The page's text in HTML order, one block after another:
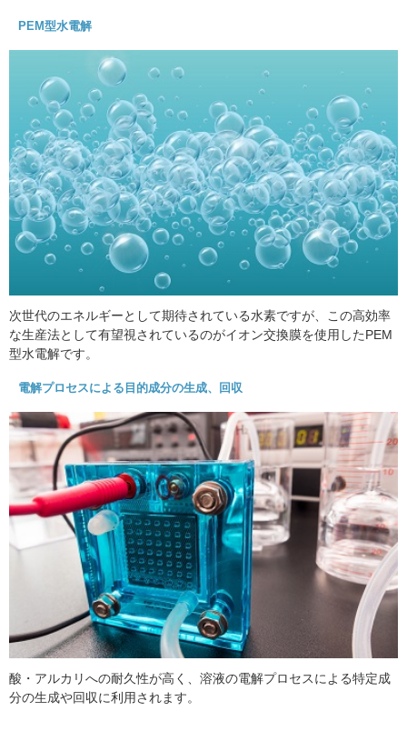
PEM型水電解
次世代のエネルギーとして期待されている水素ですが、この高効率
な生産法として有望視されているのがイオン交換膜を使用したPEM
型水電解です。
電解プロセスによる目的成分の生成、回収
酸・アルカリへの耐久性が高く、溶液の電解プロセスによる特定成
分の生成や回収に利用されます。